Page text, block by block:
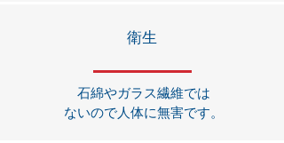
​衛生
石綿やガラス繊維では
ないので人体に無害です。